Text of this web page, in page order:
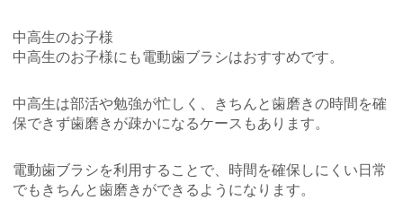
中高生のお子様
中高生のお子様にも電動歯ブラシはおすすめです。
中高生は部活や勉強が忙しく、きちんと歯磨きの時間を確
保できず歯磨きが疎かになるケースもあります。
電動歯ブラシを利用することで、時間を確保しにくい日常
でもきちんと歯磨きができるようになります。